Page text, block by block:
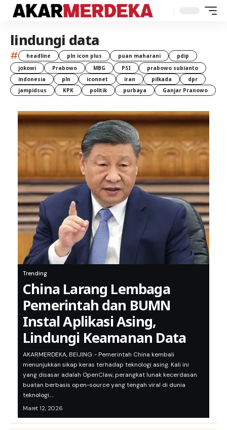
lindungi data
# headline pln icon plus puan maharani
pdip
jokowi
Prabowo MBG PSI
prabowo subianto
indonesia
pln iconnet iran pilkada
dpr
jampidsus
KPK politik purbaya Ganjar Pranowo
Trending
China Larang Lembaga
Pemerintah dan BUMN
Instal Aplikasi Asing,
Lindungi Keamanan Data
AKARMERDEKA, BEIJING - Pemerintah China kembali
menunjukkan sikap keras terhadap teknologi asing. Kali ini
yang disasar adalah OpenClaw, perangkat lunak kecerdasan
buatan berbasis open-source yang tengah viral di dunia
teknologi.…
Maret 12, 2026